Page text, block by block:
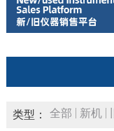
类型： 全部 新机